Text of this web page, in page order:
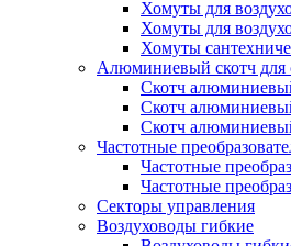
Хомуты для
Хомуты для
Хомуты
Алюминиевый скотч для
Скотч
Скотч
Скотч
Частотные
Частотные
Частотные
Секторы управления
Воздуховоды гибкие